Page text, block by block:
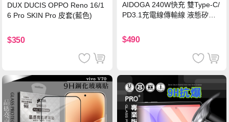
DUX DUCIS OPPO Reno 16/1
6 Pro SKIN Pro 皮套(藍色)
$350
AIDOGA 240W快充 雙Type-C/
PD3.1充電線傳輸線 液態矽膠
機/平板/筆電
$490